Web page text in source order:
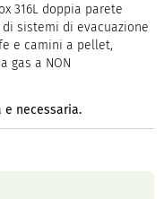
316L doppia parete
sistemi di evacuazione
e camini a pellet,
gas a NON
e necessaria.